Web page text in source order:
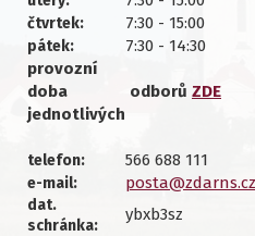
čtvrtek: 7:30 - 15:00
pátek:
7:30 - 14:30
provozní
doba
jednotlivých
odborů ZDE
telefon: 566 688 111
e-mail: posta@zdarns.cz
dat.
schránka:
ybxb3sz